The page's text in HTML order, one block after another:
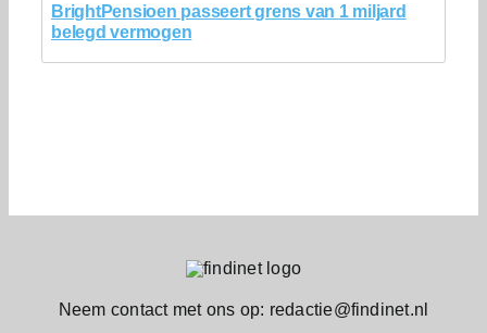
BrightPensioen passeert grens van 1 miljard
belegd vermogen
Neem contact met ons op: redactie@findinet.nl